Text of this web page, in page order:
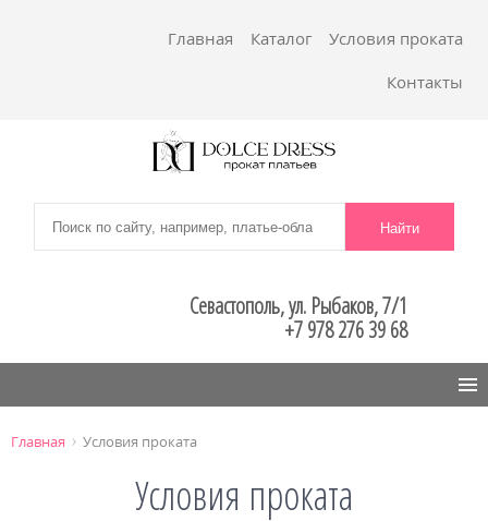
Главная Каталог
Условия проката
Контакты
Севастополь, ул. Рыбаков, 7/1
+7 978 276 39 68
Главная › Условия проката
Условия проката